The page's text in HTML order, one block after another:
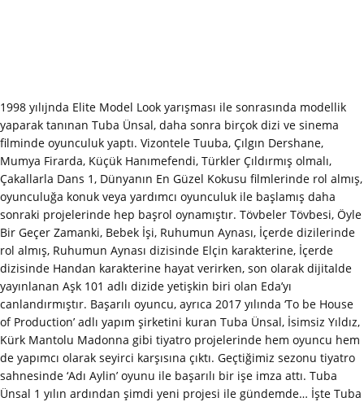
1998 yılıjnda Elite Model Look yarışması ile sonrasında modellik
yaparak tanınan Tuba Ünsal, daha sonra birçok dizi ve sinema
filminde oyunculuk yaptı. Vizontele Tuuba, Çılgın Dershane,
Mumya Firarda, Küçük Hanımefendi, Türkler Çıldırmış olmalı,
Çakallarla Dans 1, Dünyanın En Güzel Kokusu filmlerinde rol almış,
oyunculuğa konuk veya yardımcı oyunculuk ile başlamış daha
sonraki projelerinde hep başrol oynamıştır. Tövbeler Tövbesi, Öyle
Bir Geçer Zamanki, Bebek İşi, Ruhumun Aynası, İçerde dizilerinde
rol almış, Ruhumun Aynası dizisinde Elçin karakterine, İçerde
dizisinde Handan karakterine hayat verirken, son olarak dijitalde
yayınlanan Aşk 101 adlı dizide yetişkin biri olan Eda’yı
canlandırmıştır. Başarılı oyuncu, ayrıca 2017 yılında ‘To be House
of Production’ adlı yapım şirketini kuran Tuba Ünsal, İsimsiz Yıldız,
Kürk Mantolu Madonna gibi tiyatro projelerinde hem oyuncu hem
de yapımcı olarak seyirci karşısına çıktı. Geçtiğimiz sezonu tiyatro
sahnesinde ‘Adı Aylin’ oyunu ile başarılı bir işe imza attı. Tuba
Ünsal 1 yılın ardından şimdi yeni projesi ile gündemde… İşte Tuba